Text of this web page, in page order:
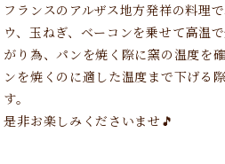
フランスのアルザス地方発祥の料理
ウ、玉ねぎ、ベーコンを乗せて高温
がり為、パンを焼く際に窯の温度を
ンを焼くのに適した温度まで下げる
す。
是非お楽しみくださいませ🎵